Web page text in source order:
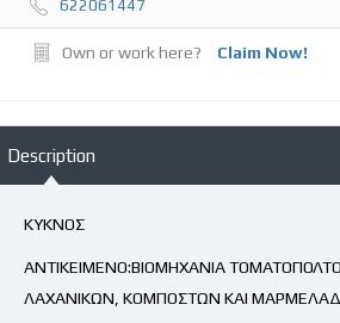
622061447
Own or work here? Claim Now!
Description
ΚΥΚΝΟΣ
ΑΝΤΙΚΕΙΜΕΝΟ:ΒΙΟΜΗΧΑΝΙΑ
ΛΑΧΑΝΙΚΩΝ, ΚΟΜΠΟΣΤΩΝ ΚΑΙ